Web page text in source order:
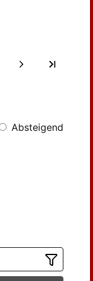
Absteigend